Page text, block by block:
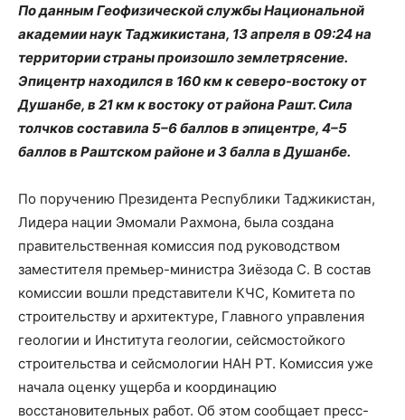
По данным Геофизической службы Национальной
академии наук Таджикистана, 13 апреля в 09:24 на
территории страны произошло землетрясение.
Эпицентр находился в 160 км к северо-востоку от
Душанбе, в 21 км к востоку от района Рашт. Сила
толчков составила 5–6 баллов в эпицентре, 4–5
баллов в Раштском районе и 3 балла в Душанбе.
По поручению Президента Республики Таджикистан,
Лидера нации Эмомали Рахмона, была создана
правительственная комиссия под руководством
заместителя премьер-министра Зиёзода С. В состав
комиссии вошли представители КЧС, Комитета по
строительству и архитектуре, Главного управления
геологии и Института геологии, сейсмостойкого
строительства и сейсмологии НАН РТ. Комиссия уже
начала оценку ущерба и координацию
восстановительных работ. Об этом сообщает пресс-